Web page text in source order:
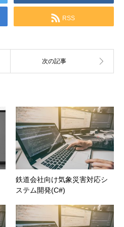
RSS
鉄道会社向け気象災害対応シ
ステム開発(C#)